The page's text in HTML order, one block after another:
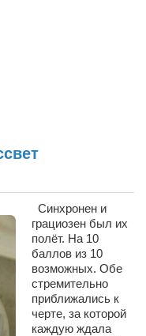
Синхронен и
грациозен был их
полёт. На 10
баллов из 10
возможных. Обе
стремительно
приближались к
черте, за которой
каждую ждала